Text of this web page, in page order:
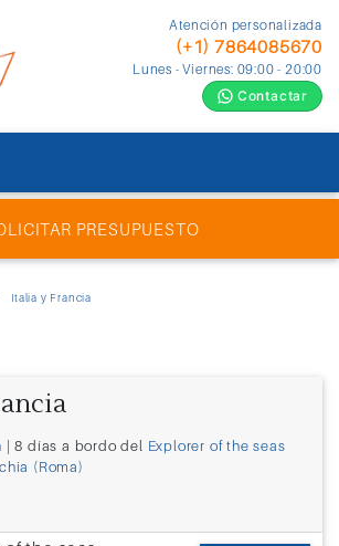
Atención personalizada
(+1) 7864085670
Lunes - Viernes: 09:00 - 20:00
Contactar
PRESUPUESTO
Italia y Francia
| 8 días a bordo del Explorer of the seas
(Roma)